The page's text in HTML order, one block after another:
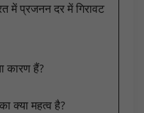
में प्रजनन दर में गिरावट
कारण हैं?
क्या महत्व है?